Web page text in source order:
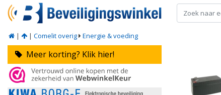
| | Comelit overig Energie & voeding
Meer korting? Klik hier!